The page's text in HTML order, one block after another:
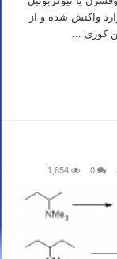
واکنش شده و از
کوری …
0
1,654